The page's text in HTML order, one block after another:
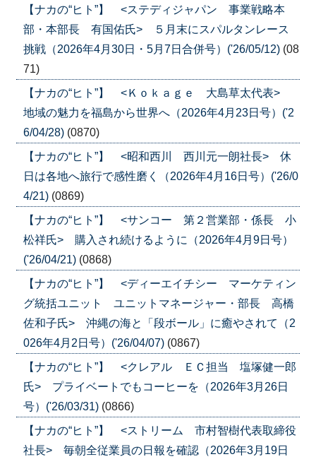
【ナカの“ヒト”】 <ステディジャパン 事業戦略本
部・本部長 有国佑氏> ５月末にスパルタンレース
挑戦（2026年4月30日・5月7日合併号）('26/05/12) (08
71)
【ナカの“ヒト”】 <Ｋｏｋａｇｅ 大島草太代表>
地域の魅力を福島から世界へ（2026年4月23日号）('2
6/04/28) (0870)
【ナカの“ヒト”】 <昭和西川 西川元一朗社長> 休
日は各地へ旅行で感性磨く（2026年4月16日号）('26/0
4/21) (0869)
【ナカの“ヒト”】 <サンコー 第２営業部・係長 小
松祥氏> 購入され続けるように（2026年4月9日号）
('26/04/21) (0868)
【ナカの“ヒト”】 <ディーエイチシー マーケティン
グ統括ユニット ユニットマネージャー・部長 高橋
佐和子氏> 沖縄の海と「段ボール」に癒やされて（2
026年4月2日号）('26/04/07) (0867)
【ナカの“ヒト”】 <クレアル ＥＣ担当 塩塚健一郎
氏> プライベートでもコーヒーを（2026年3月26日
号）('26/03/31) (0866)
【ナカの“ヒト”】 <ストリーム 市村智樹代表取締役
社長> 毎朝全従業員の日報を確認（2026年3月19日